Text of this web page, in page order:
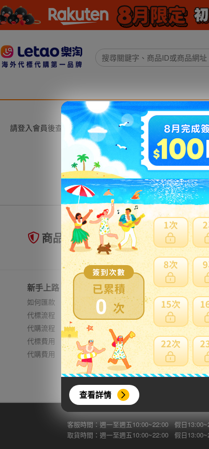
0
查看詳情
請登入會員後查看。
商品未到貨全額理賠
新手上路
如何匯款
代標流程
代購流程
代標費用
代購費用
常見問題
日本郵資
無法進口
費用試算
加強包裝
客服時間：週一至週五10:00~22:00 假日
取貨時間：週一至週五10:00~22:00 假日